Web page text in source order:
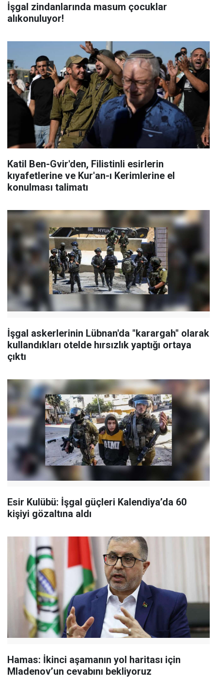
İşgal zindanlarında masum çocuklar
alıkonuluyor!
Katil Ben-Gvir'den, Filistinli esirlerin
kıyafetlerine ve Kur'an-ı Kerimlerine el
konulması talimatı
İşgal askerlerinin Lübnan'da "karargah" olarak
kullandıkları otelde hırsızlık yaptığı ortaya
çıktı
Esir Kulübü: İşgal güçleri Kalendiya’da 60
kişiyi gözaltına aldı
Hamas: İkinci aşamanın yol haritası için
Mladenov’un cevabını bekliyoruz